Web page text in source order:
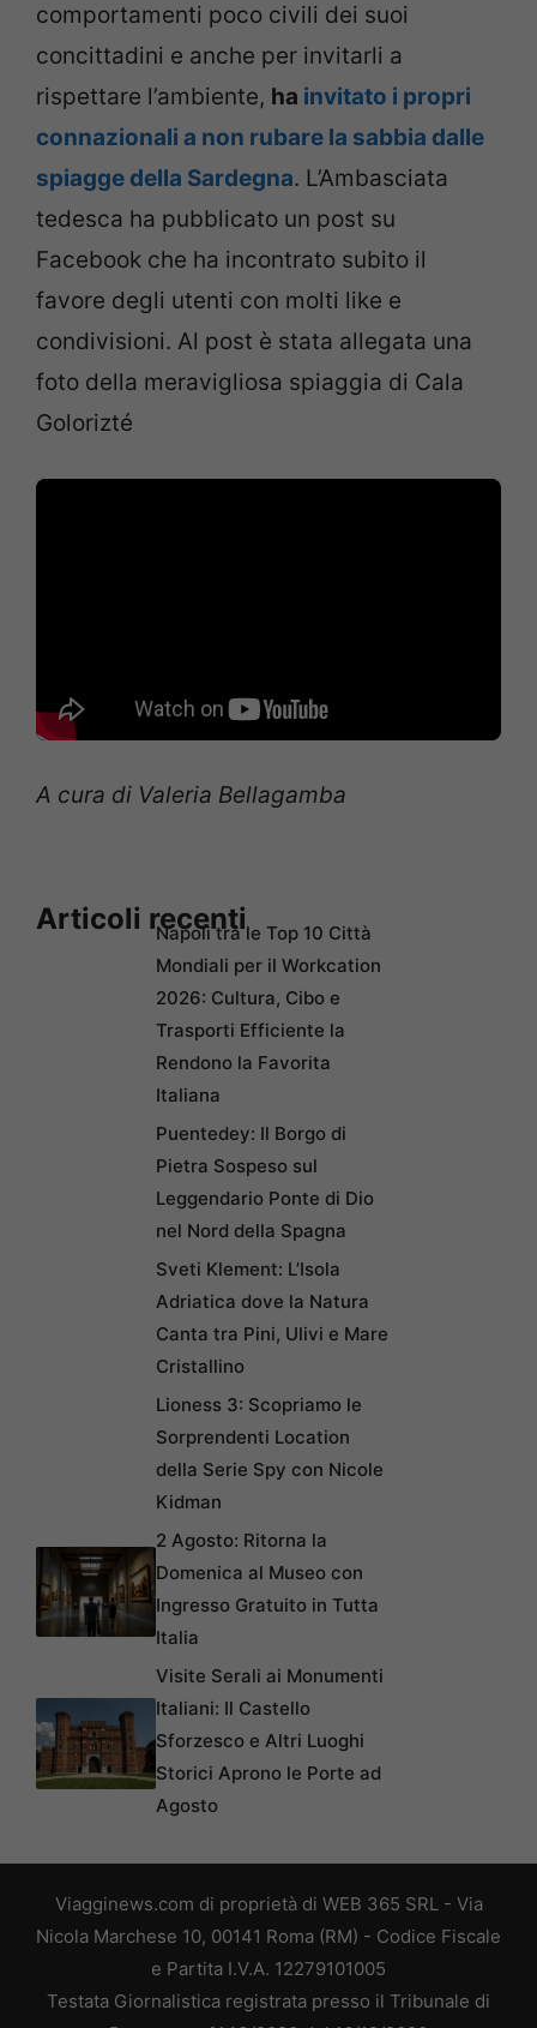
comportamenti poco civili dei suoi
concittadini e anche per invitarli a
rispettare l’ambiente, ha invitato i propri
connazionali a non rubare la sabbia dalle
spiagge della Sardegna. L’Ambasciata
tedesca ha pubblicato un post su
Facebook che ha incontrato subito il
favore degli utenti con molti like e
condivisioni. Al post è stata allegata una
foto della meravigliosa spiaggia di Cala
Golorizté
A cura di Valeria Bellagamba
Articoli recentiNapoli tra le Top 10 Città
Mondiali per il Workcation
2026: Cultura, Cibo e
Trasporti Efficiente la
Rendono la Favorita
Italiana
Puentedey: Il Borgo di
Pietra Sospeso sul
Leggendario Ponte di Dio
nel Nord della Spagna
Sveti Klement: L’Isola
Adriatica dove la Natura
Canta tra Pini, Ulivi e Mare
Cristallino
Lioness 3: Scopriamo le
Sorprendenti Location
della Serie Spy con Nicole
Kidman
2 Agosto: Ritorna la
Domenica al Museo con
Ingresso Gratuito in Tutta
Italia
Visite Serali ai Monumenti
Italiani: Il Castello
Sforzesco e Altri Luoghi
Storici Aprono le Porte ad
Agosto
Viagginews.com di proprietà di WEB 365 SRL - Via
Nicola Marchese 10, 00141 Roma (RM) - Codice Fiscale
e Partita I.V.A. 12279101005
Testata Giornalistica registrata presso il Tribunale di